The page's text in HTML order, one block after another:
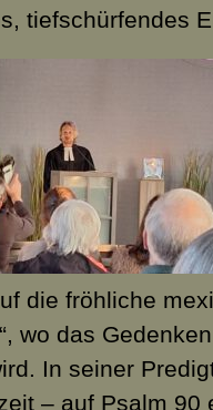
tiefschürfendes
die fröhliche
wo das
In seiner
– auf Psalm 90